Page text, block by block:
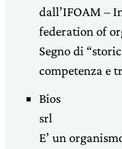
dall’IFOAM –
federation of
Segno di
competenza e
Bios
srl
E’ un